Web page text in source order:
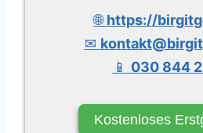
🌐https://
✉
📱 030 844
Kostenloses